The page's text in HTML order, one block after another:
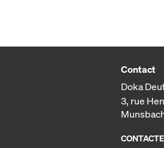
Contact
Doka
3, rue